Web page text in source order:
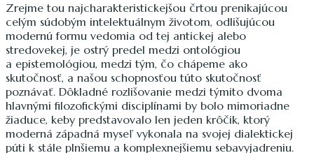
Zrejme tou najcharakteristickejšou črtou prenikajúcou
celým súdobým intelektuálnym životom, odlišujúcou
modernú formu vedomia od tej antickej alebo
stredovekej, je ostrý predel medzi ontológiou
a epistemológiou, medzi tým, čo chápeme ako
skutočnosť, a našou schopnosťou túto skutočnosť
poznávať. Dôkladné rozlišovanie medzi týmito dvoma
hlavnými filozofickými disciplínami by bolo mimoriadne
žiaduce, keby predstavovalo len jeden krôčik, ktorý
moderná západná myseľ vykonala na svojej dialektickej
púti k stále plnšiemu a komplexnejšiemu sebavyjadreniu.